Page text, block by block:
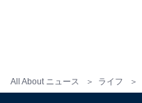
All About ニュース ライフ